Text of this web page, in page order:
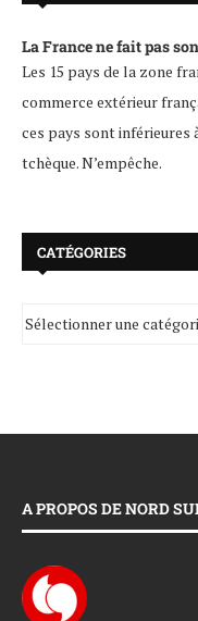
La France ne fait pas
Les 15 pays de la zone
commerce extérieur
ces pays sont inférieures
tchèque. N’empêche.
CATÉGORIES
A PROPOS DE NORD